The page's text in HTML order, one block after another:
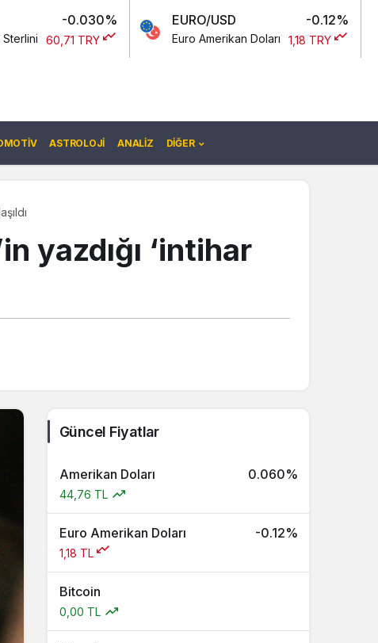
TRY
EURO/USD -0.12%
Euro Amerikan Doları 1,18 TRY
USD
Amerikan
ASTROLOJI ANALIZ DIĞER
yazdığı ‘intihar
Güncel Fiyatlar
Amerikan Doları 0.060%
44,76 TL
Euro Amerikan Doları -0.12%
1,18 TL
Bitcoin
0,00 TL